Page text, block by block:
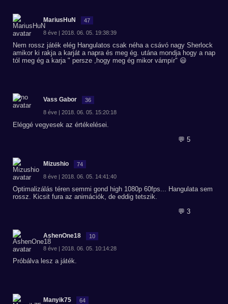
MariusHuN 47
8 éve | 2018. 06. 05. 19:38:39
Nem rossz játék elég Hangulatos csak néha a csávó nagy Sherlock
amikor ki rakja a karját a napra és meg ég. utána mondja hogy a nap
tól meg ég a karja " persze ,hogy meg ég mikor vámpír" 😃
Vass Gabor 36
8 éve | 2018. 06. 05. 15:20:18
Eléggé vegyesek az értékelései.
💬 5
Mizushio 74
8 éve | 2018. 06. 05. 14:41:40
Optimalizálás téren semmi gond high 1080p 60fps... Hangulata sem
rossz. Kicsit fura az animációk, de eddig tetszik.
💬 3
AshenOne18 10
8 éve | 2018. 06. 05. 10:14:28
Próbálva lesz a játék.
Manyik75 64